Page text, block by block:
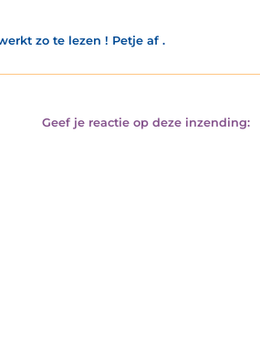
zo te lezen ! Petje af .
Geef je reactie op deze inzending: